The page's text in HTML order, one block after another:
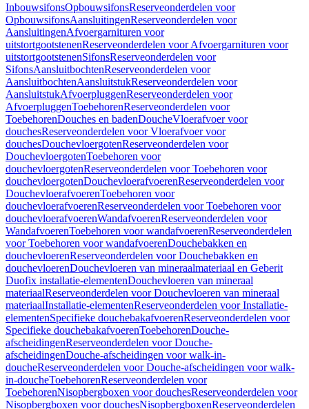
InbouwsifonsOpbouwsifonsReserveonderdelen voor
OpbouwsifonsAansluitingenReserveonderdelen voor
AansluitingenAfvoergarnituren voor
uitstortgootstenenReserveonderdelen voor Afvoergarnituren voor
uitstortgootstenenSifonsReserveonderdelen voor
SifonsAansluitbochtenReserveonderdelen voor
AansluitbochtenAansluitstukReserveonderdelen voor
AansluitstukAfvoerpluggenReserveonderdelen voor
AfvoerpluggenToebehorenReserveonderdelen voor
ToebehorenDouches en badenDoucheVloerafvoer voor
douchesReserveonderdelen voor Vloerafvoer voor
douchesDouchevloergotenReserveonderdelen voor
DouchevloergotenToebehoren voor
douchevloergotenReserveonderdelen voor Toebehoren voor
douchevloergotenDouchevloerafvoerenReserveonderdelen voor
DouchevloerafvoerenToebehoren voor
douchevloerafvoerenReserveonderdelen voor Toebehoren voor
douchevloerafvoerenWandafvoerenReserveonderdelen voor
WandafvoerenToebehoren voor wandafvoerenReserveonderdelen
voor Toebehoren voor wandafvoerenDouchebakken en
douchevloerenReserveonderdelen voor Douchebakken en
douchevloerenDouchevloeren van mineraalmateriaal en Geberit
Duofix installatie-elementenDouchevloeren van mineraal
materiaalReserveonderdelen voor Douchevloeren van mineraal
materiaalInstallatie-elementenReserveonderdelen voor Installatie-
elementenSpecifieke douchebakafvoerenReserveonderdelen voor
Specifieke douchebakafvoerenToebehorenDouche-
afscheidingenReserveonderdelen voor Douche-
afscheidingenDouche-afscheidingen voor walk-in-
doucheReserveonderdelen voor Douche-afscheidingen voor walk-
in-doucheToebehorenReserveonderdelen voor
ToebehorenNisopbergboxen voor douchesReserveonderdelen voor
Nisopbergboxen voor douchesNisopbergboxenReserveonderdelen